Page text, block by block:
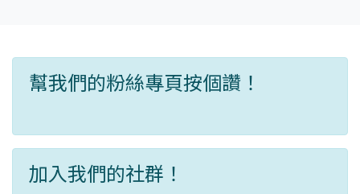
幫我們的粉絲專頁按個讚！
加入我們的社群！